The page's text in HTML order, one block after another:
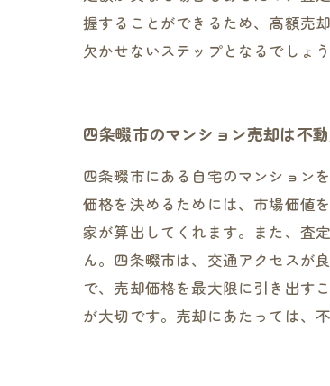
握することができるため、高額売
欠かせないステップとなるでしょう
四条畷市のマンション売却は不
四条畷市にある自宅のマンション
価格を決めるためには、市場価値
家が算出してくれます。また、査
ん。四条畷市は、交通アクセスが
で、売却価格を最大限に引き出す
が大切です。売却にあたっては、